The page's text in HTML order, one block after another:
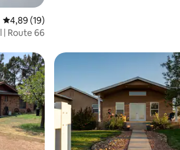
Μέση βαθμολογία: 4,89 στα 5, 19 κριτικές
4,89 (19)
| Route 66